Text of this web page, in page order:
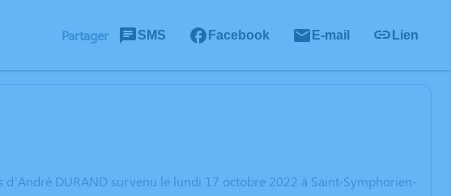
Partager SMS Facebook E-mail Lien
d’André DURAND survenu le lundi 17 octobre 2022 à Saint-Symphorien-